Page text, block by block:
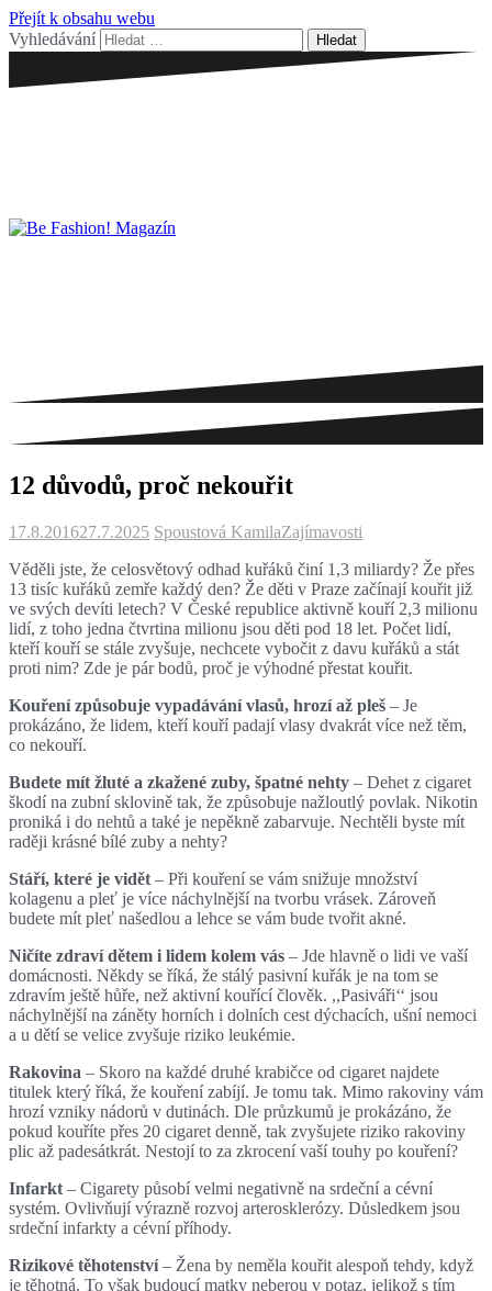
Přejít k obsahu webu
Vyhledávání
12 důvodů, proč nekouřit
17.8.201627.7.2025 Spoustová KamilaZajímavosti
Věděli jste, že celosvětový odhad kuřáků činí 1,3 miliardy? Že přes
13 tisíc kuřáků zemře každý den? Že děti v Praze začínají kouřit již
ve svých devíti letech? V České republice aktivně kouří 2,3 milionu
lidí, z toho jedna čtvrtina milionu jsou děti pod 18 let. Počet lidí,
kteří kouří se stále zvyšuje, nechcete vybočit z davu kuřáků a stát
proti nim? Zde je pár bodů, proč je výhodné přestat kouřit.
Kouření způsobuje vypadávání vlasů, hrozí až pleš – Je
prokázáno, že lidem, kteří kouří padají vlasy dvakrát více než těm,
co nekouří.
Budete mít žluté a zkažené zuby, špatné nehty – Dehet z cigaret
škodí na zubní sklovině tak, že způsobuje nažloutlý povlak. Nikotin
proniká i do nehtů a také je nepěkně zabarvuje. Nechtěli byste mít
raději krásné bílé zuby a nehty?
Stáří, které je vidět – Při kouření se vám snižuje množství
kolagenu a pleť je více náchylnější na tvorbu vrásek. Zároveň
budete mít pleť našedlou a lehce se vám bude tvořit akné.
Ničíte zdraví dětem i lidem kolem vás – Jde hlavně o lidi ve vaší
domácnosti. Někdy se říká, že stálý pasivní kuřák je na tom se
zdravím ještě hůře, než aktivní kouřící člověk. ,,Pasiváři‘‘ jsou
náchylnější na záněty horních i dolních cest dýchacích, ušní nemoci
a u dětí se velice zvyšuje riziko leukémie.
Rakovina – Skoro na každé druhé krabičce od cigaret najdete
titulek který říká, že kouření zabíjí. Je tomu tak. Mimo rakoviny vám
hrozí vzniky nádorů v dutinách. Dle průzkumů je prokázáno, že
pokud kouříte přes 20 cigaret denně, tak zvyšujete riziko rakoviny
plic až padesátkrát. Nestojí to za zkrocení vaší touhy po kouření?
Infarkt – Cigarety působí velmi negativně na srdeční a cévní
systém. Ovlivňují výrazně rozvoj arterosklerózy. Důsledkem jsou
srdeční infarkty a cévní příhody.
Rizikové těhotenství– Žena by neměla kouřit alespoň tehdy, když
je těhotná. To však budoucí matky neberou v potaz, jelikož s tím